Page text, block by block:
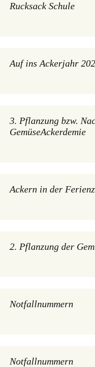
Rucksack Schule
Auf ins Ackerjahr
3. Pflanzung bzw.
GemüseAckerdemie
Ackern in der
2. Pflanzung der
Notfallnummern
Notfallnummern